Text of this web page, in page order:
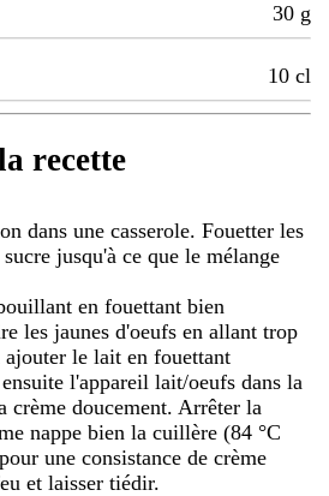
30 g
10 cl
recette
dans une casserole. Fouetter les
jusqu'à ce que le mélange
en fouettant bien
les jaunes d'oeufs en allant trop
le lait en fouettant
l'appareil lait/oeufs dans la
crème doucement. Arrêter la
nappe bien la cuillère (84 °C
une consistance de crème
et laisser tiédir.